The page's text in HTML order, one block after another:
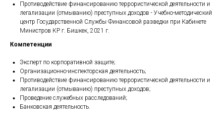
Противодействие финансированию террористической деятельности и
легализации (отмыванию) преступных доходов - Учебно-методический
центр Государственной Службы Финансовой разведки при Кабинете
Министров КР г. Бишкек, 2021 г.
Компетенции
Эксперт по корпоративной защите;
Организационно-инспекторская деятельность;
Противодействие финансированию террористической деятельности и
легализации (отмыванию) преступных доходов;
Проведение служебных расследований;
Банковская деятельность.